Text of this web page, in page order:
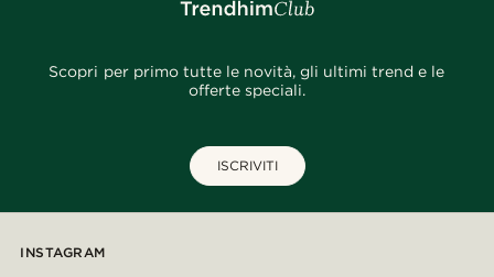
Scopri per primo tutte le novità, gli ultimi trend e le
offerte speciali.
ISCRIVITI
INSTAGRAM